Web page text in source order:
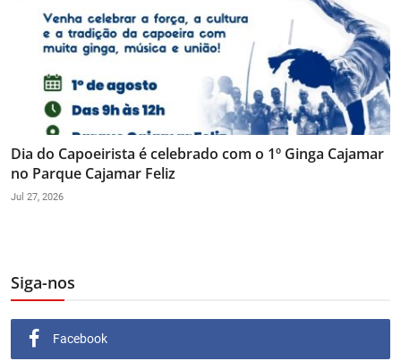
Dia do Capoeirista é celebrado com o 1º Ginga Cajamar
no Parque Cajamar Feliz
Jul 27, 2026
Siga-nos
Facebook